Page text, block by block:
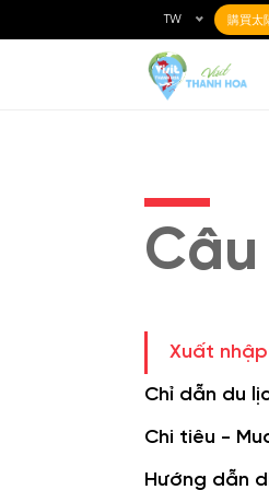
TW 購買太
Xuất
Chỉ dẫn du
Chi tiêu -
Hướng dẫn